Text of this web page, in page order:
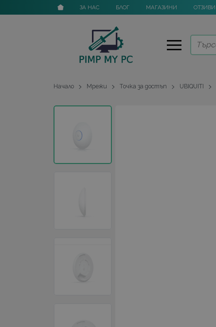
ЗА НАС БЛОГ МАГАЗИНИ ОТЗИВИ
Начало Мрежи Tочка за достъп UBIQUITI